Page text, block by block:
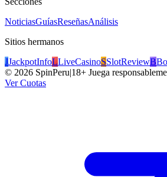
NoticiasGuíasReseñasAnálisis
Sitios hermanos
JJackpotInfoLLiveCasinoSSlotReviewB
© 2026 SpinPeru|18+ Juega
Ver Cuotas